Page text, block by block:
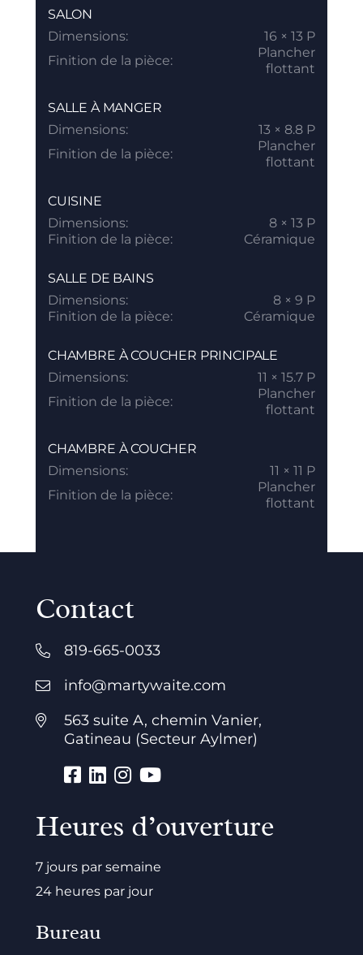
SALON
Dimensions:
16 × 13 P
Finition de la pièce:
Plancher
flottant
SALLE À MANGER
Dimensions:
13 × 8.8 P
Finition de la pièce:
Plancher
flottant
CUISINE
Dimensions:
8 × 13 P
Finition de la pièce:
Céramique
SALLE DE BAINS
Dimensions:
8 × 9 P
Finition de la pièce:
Céramique
CHAMBRE À COUCHER PRINCIPALE
Dimensions:
11 × 15.7 P
Finition de la pièce:
Plancher
flottant
CHAMBRE À COUCHER
Dimensions:
11 × 11 P
Finition de la pièce:
Plancher
flottant
Contact
819-665-0033
info@martywaite.com
563 suite A, chemin Vanier,
Gatineau (Secteur Aylmer)
Heures d’ouverture
7 jours par semaine
24 heures par jour
Bureau